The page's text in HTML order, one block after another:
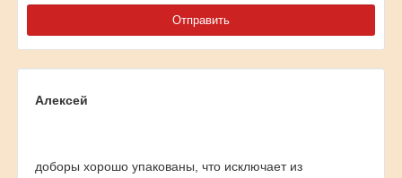
Алексей
доборы хорошо упакованы, что исключает из